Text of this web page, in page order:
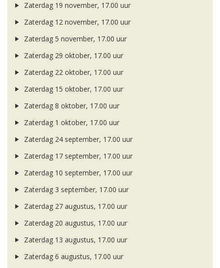
Zaterdag 19 november, 17.00 uur
Zaterdag 12 november, 17.00 uur
Zaterdag 5 november, 17.00 uur
Zaterdag 29 oktober, 17.00 uur
Zaterdag 22 oktober, 17.00 uur
Zaterdag 15 oktober, 17.00 uur
Zaterdag 8 oktober, 17.00 uur
Zaterdag 1 oktober, 17.00 uur
Zaterdag 24 september, 17.00 uur
Zaterdag 17 september, 17.00 uur
Zaterdag 10 september, 17.00 uur
Zaterdag 3 september, 17.00 uur
Zaterdag 27 augustus, 17.00 uur
Zaterdag 20 augustus, 17.00 uur
Zaterdag 13 augustus, 17.00 uur
Zaterdag 6 augustus, 17.00 uur